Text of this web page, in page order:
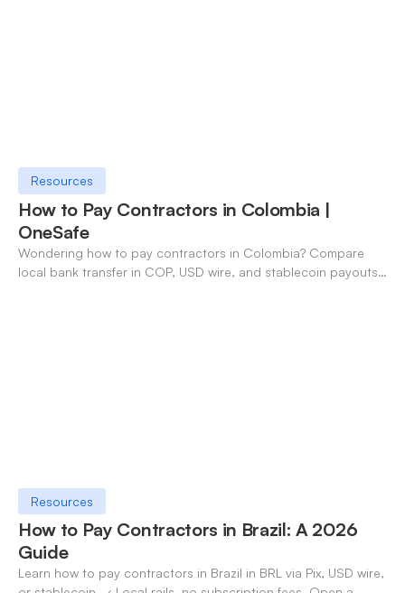
Resources
How to Pay Contractors in Colombia |
OneSafe
Wondering how to pay contractors in Colombia? Compare
local bank transfer in COP, USD wire, and stablecoin payouts.
Resources
How to Pay Contractors in Brazil: A 2026
Guide
Learn how to pay contractors in Brazil in BRL via Pix, USD wire,